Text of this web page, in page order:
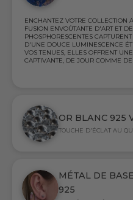
ENCHANTEZ VOTRE COLLECTION
FUSION ENVOÛTANTE D'ART ET
PHOSPHORESCENTES
D'UNE DOUCE LUMINESCENCE
VOS TENUES, ELLES OFFRENT
CAPTIVANTE, DE JOUR COMME
OR BLANC 925
TOUCHE D'ÉCLAT AU
MÉTAL DE
925